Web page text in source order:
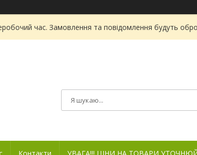
час. Замовлення та повідомлення будуть